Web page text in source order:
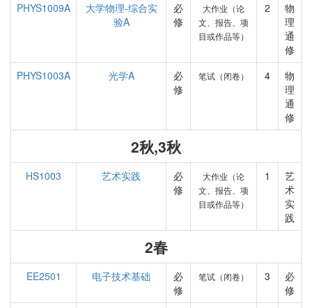
PHYS1009A
大学物理-综合实
验A
必
修
大作业（论
文、报告、项
目或作品等）
2
物
理
通
修
PHYS1003A
光学A
必
修
笔试（闭卷） 4
物
理
通
修
2秋,3秋
HS1003 艺术实践
必
修
大作业（论
文、报告、项
目或作品等）
1
艺
术
实
践
2春
EE2501 电子技术基础
必
修
笔试（闭卷） 3
必
修